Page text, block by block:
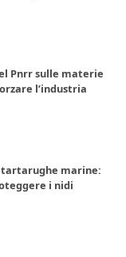
Pnrr sulle materie
l’industria
marine:
i nidi